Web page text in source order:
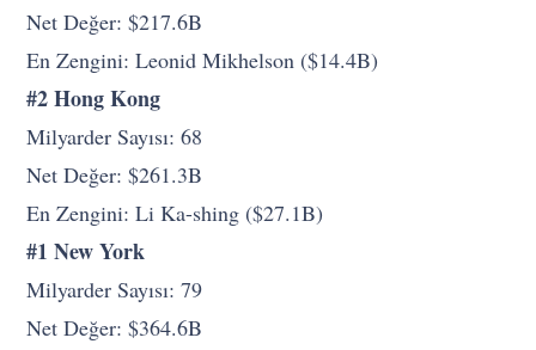
Net Değer: $217.6B
En Zengini: Leonid Mikhelson ($14.4B)
#2 Hong Kong
Milyarder Sayısı: 68
Net Değer: $261.3B
En Zengini: Li Ka-shing ($27.1B)
#1 New York
Milyarder Sayısı: 79
Net Değer: $364.6B